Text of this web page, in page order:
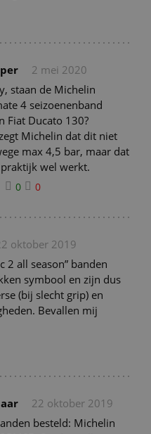
2 mei 2020
staan de Michelin
4 seizoenenband
Fiat Ducato 130?
Michelin dat dit niet
max 4,5 bar, maar dat
wel werkt.
0 0
oktober 2019
2 all season” banden
symbool en zijn dus
(bij slecht grip) en
Bevallen mij
22 oktober 2019
besteld: Michelin